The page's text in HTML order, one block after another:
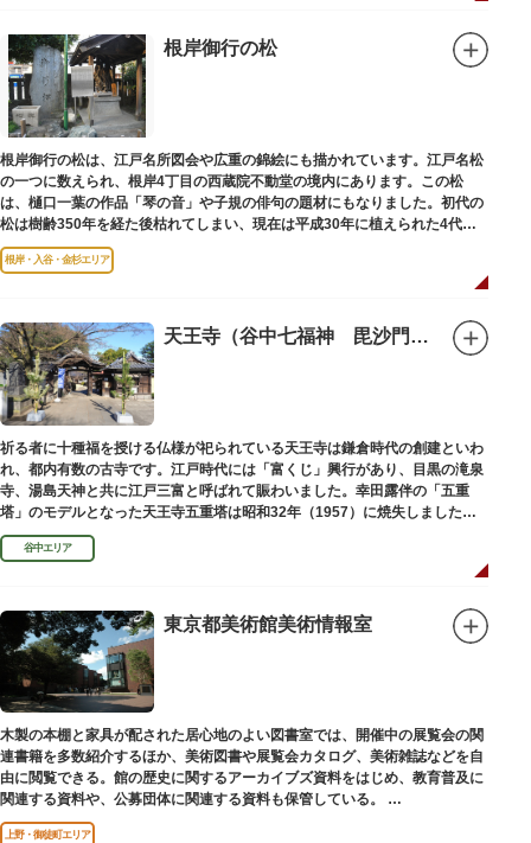
根岸御行の松
根岸御行の松は、江戸名所図会や広重の錦絵にも描かれています。江戸名松
の一つに数えられ、根岸4丁目の西蔵院不動堂の境内にあります。この松
は、樋口一葉の作品「琴の音」や子規の俳句の題材にもなりました。初代の
松は樹齢350年を経た後枯れてしまい、現在は平成30年に植えられた4代目
の松になります。
根岸・入谷・金杉エリア
天王寺（谷中七福神 毘沙門天）
祈る者に十種福を授ける仏様が祀られている天王寺は鎌倉時代の創建といわ
れ、都内有数の古寺です。江戸時代には「富くじ」興行があり、目黒の滝泉
寺、湯島天神と共に江戸三富と呼ばれて賑わいました。幸田露伴の「五重
塔」のモデルとなった天王寺五重塔は昭和32年（1957）に焼失しました
が、その跡地は今も谷中霊園に残っています。
谷中エリア
東京都美術館美術情報室
木製の本棚と家具が配された居心地のよい図書室では、開催中の展覧会の関
連書籍を多数紹介するほか、美術図書や展覧会カタログ、美術雑誌などを自
由に閲覧できる。館の歴史に関するアーカイブズ資料をはじめ、教育普及に
関連する資料や、公募団体に関連する資料も保管している。
（画像提供：東京都美術館）
上野・御徒町エリア